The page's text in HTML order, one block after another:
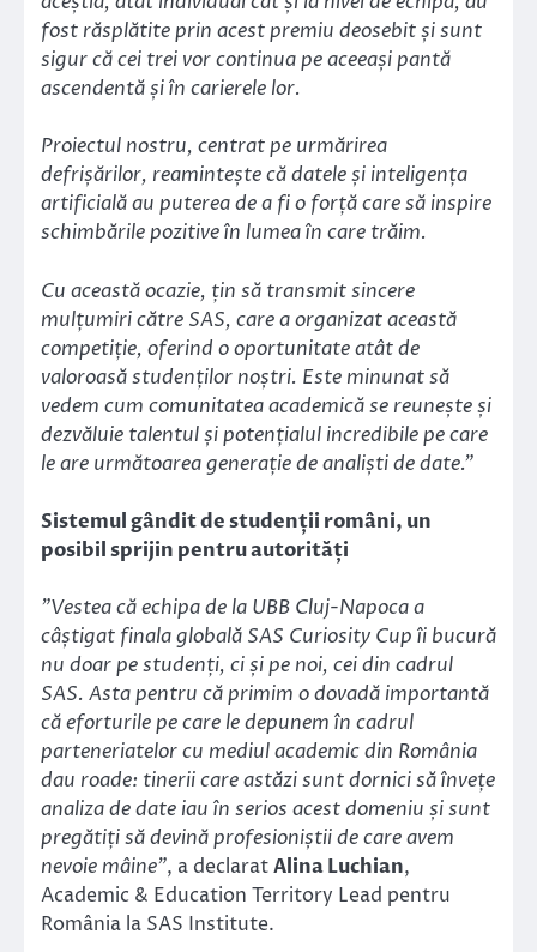
fost răsplătite prin acest premiu deosebit și sunt
sigur că cei trei vor continua pe aceeași pantă
ascendentă și în carierele lor.
Proiectul nostru, centrat pe urmărirea
defrișărilor, reamintește că datele și inteligența
artificială au puterea de a fi o forță care să inspire
schimbările pozitive în lumea în care trăim.
Cu această ocazie, țin să transmit sincere
mulțumiri către SAS, care a organizat această
competiție, oferind o oportunitate atât de
valoroasă studenților noștri. Este minunat să
vedem cum comunitatea academică se reunește și
dezvăluie talentul și potențialul incredibile pe care
le are următoarea generație de analiști de date.”
Sistemul gândit de studenții români, un
posibil sprijin pentru autorități
”Vestea că echipa de la UBB Cluj-Napoca a
câștigat finala globală SAS Curiosity Cup îi bucură
nu doar pe studenți, ci și pe noi, cei din cadrul
SAS. Asta pentru că primim o dovadă importantă
că eforturile pe care le depunem în cadrul
parteneriatelor cu mediul academic din România
dau roade: tinerii care astăzi sunt dornici să învețe
analiza de date iau în serios acest domeniu și sunt
pregătiți să devină profesioniștii de care avem
nevoie mâine”, a declaratAlina Luchian,
Academic & Education Territory Lead pentru
România la SAS Institute.